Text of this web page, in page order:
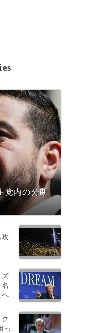
党内の分断
攻
ズ
へ
っ